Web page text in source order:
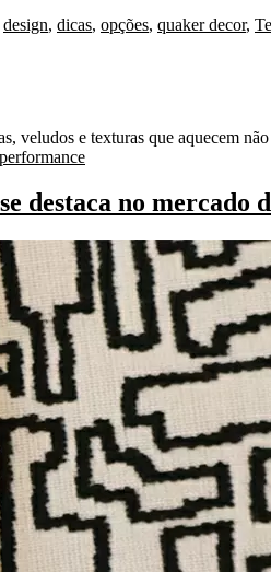
design, dicas, opções, quaker decor,
veludos e texturas que aquecem
destaca no mercado